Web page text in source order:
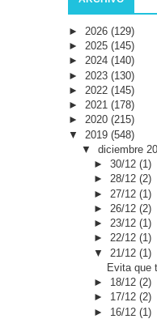
► 2026 (129)
► 2025 (145)
► 2024 (140)
► 2023 (130)
► 2022 (145)
► 2021 (178)
► 2020 (215)
▼ 2019 (548)
▼ diciembre
►30/12(1)
►28/12(2)
► 27/12(1)
► 26/12(2)
►23/12(1)
►22/12(1)
▼ 21/12(1)
Evita que
► 18/12(2)
► 17/12(2)
► 16/12(1)